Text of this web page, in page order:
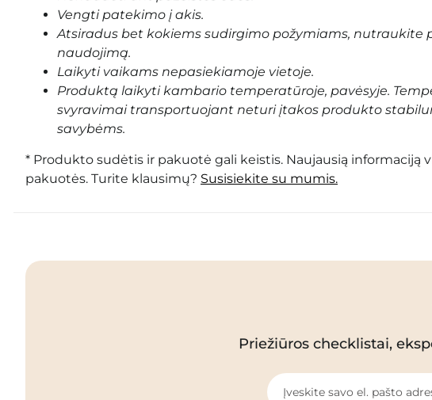
Vengti patekimo į akis.
Atsiradus bet kokiems sudirgimo požymiams, nutraukite
naudojimą.
Laikyti vaikams nepasiekiamoje vietoje.
Produktą laikyti kambario temperatūroje, pavėsyje.
svyravimai transportuojant neturi įtakos produkto
savybėms.
* Produkto sudėtis ir pakuotė gali keistis. Naujausią informaciją
pakuotės. Turite klausimų? Susisiekite su mumis.
Priežiūros checklistai,
Įveskite savo el. pašto